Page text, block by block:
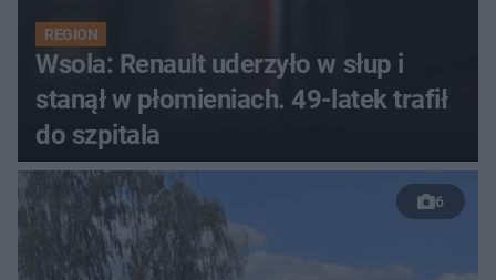
REGION
Wsola: Renault uderzyło w słup i
stanął w płomieniach. 49-latek trafił
do szpitala
6